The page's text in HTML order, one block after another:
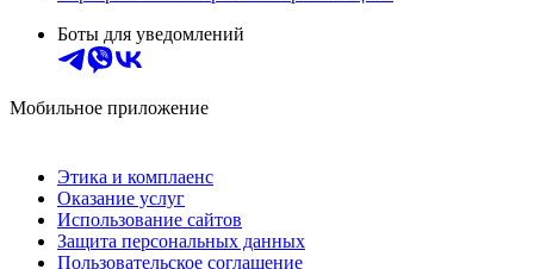
Боты для уведомлений
Мобильное приложение
Этика и комплаенс
Оказание услуг
Использование сайтов
Защита персональных данных
Пользовательское соглашение